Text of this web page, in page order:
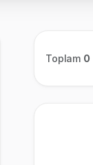
Toplam 0